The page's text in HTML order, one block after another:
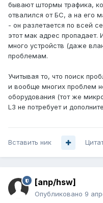
бывают штормы трафика,
отвалился от БС, а на его
- он разлетается по всей
этот мак адрес пропадает.
много устройств (даже
проблемам.
Учитывая то, что поиск
и вообще многих проблем
оборудования (тот же
L3 не потребует и
Вставить ник
[anp/hsw]
Опубликовано 9